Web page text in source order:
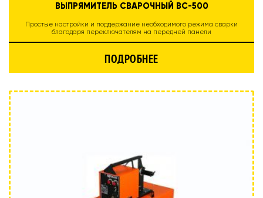
ВЫПРЯМИТЕЛЬ СВАРОЧНЫЙ ВС-500
Простые настройки и поддержание необходимого режима сварки
благодаря переключателям на передней панели
ПОДРОБНЕЕ